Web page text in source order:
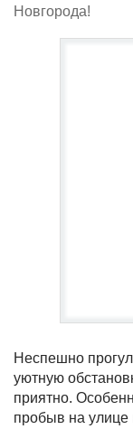
Новгорода!
Неспешно
уютную
приятно.
пробыв на улице